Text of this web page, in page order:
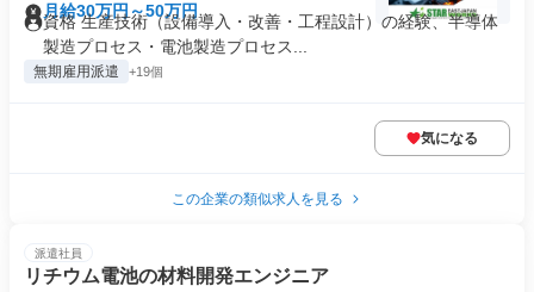
月給30万円～50万円
資格 生産技術（設備導入・改善・工程設計）の経験、半導体
製造プロセス・電池製造プロセス...
無期雇用派遣 +19個
気になる
この企業の類似求人を見る
派遣社員
リチウム電池の材料開発エンジニア